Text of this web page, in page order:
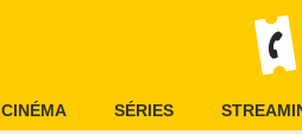
CINÉMA SÉRIES